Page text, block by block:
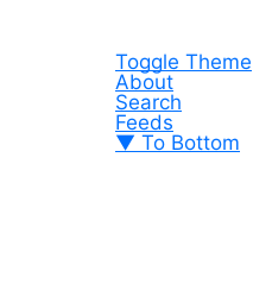
Toggle Theme
About
Search
Feeds
▼ To Bottom